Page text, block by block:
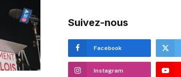
Suivez-nous
Facebook
Instagram